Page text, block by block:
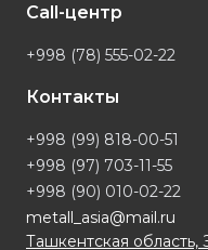
Call-центр
+998 (78) 555-02-22
Контакты
+998 (99) 818-00-51
+998 (97) 703-11-55
+998 (90) 010-02-22
metall_asia@mail.ru
Ташкентская область,